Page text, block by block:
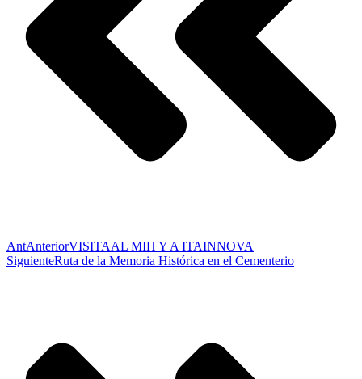
AntAnteriorVISITAAL MIH Y A ITAINNOVA
SiguienteRuta de la Memoria Histórica en el Cementerio